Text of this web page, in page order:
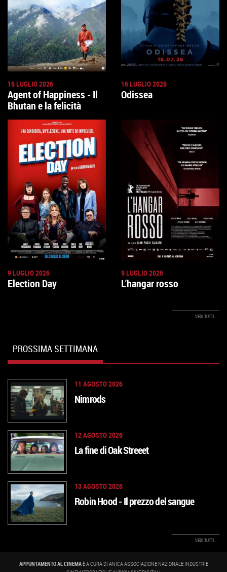
16 LUGLIO 2026
Agent of Happiness - Il
Bhutan e la felicità
16 LUGLIO 2026
Odissea
9 LUGLIO 2026
Election Day
9 LUGLIO 2026
L'hangar rosso
VEDI TUTTI...
PROSSIMA SETTIMANA
VAI ALLA SCHEDA
11 AGOSTO 2026
Nimrods
VAI ALLA SCHEDA
12 AGOSTO 2026
La fine di Oak Streeet
13 AGOSTO 2026
Robin Hood - Il prezzo del sangue
VEDI TUTTI...
APPUNTAMENTO AL CINEMAÈ A CURA DI ANICA ASSOCIAZIONE NAZIONALE INDUSTRIE